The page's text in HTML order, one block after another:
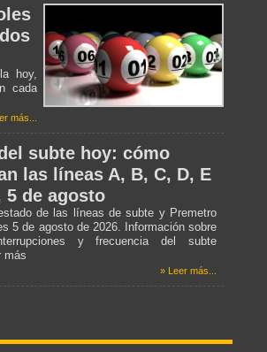
hoy,
cada
más...
subte hoy: cómo
las líneas A, B, C, D, E
5 de agosto
de las líneas de subte y Premetro
5 de agosto de 2026. Información sobre
y frecuencia del subte
más
» Leer más...